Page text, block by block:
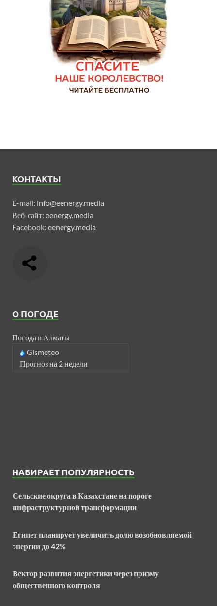
КОНТАКТЫ
E-mail: info@eenergy.media
Веб-сайт: eenergy.media
Facebook: eenergy.media
О ПОГОДЕ
Погода в Алматы
Gismeteo
Прогноз на 2 недели
НАБИРАЕТ ПОПУЛЯРНОСТЬ
Сельские округа в Казахстане на пороге
инфраструктурной трансформации
Египет планирует увеличить долю возобновляемой
энергии до 42%
Вектор развития энергетики через призму
общественного контроля